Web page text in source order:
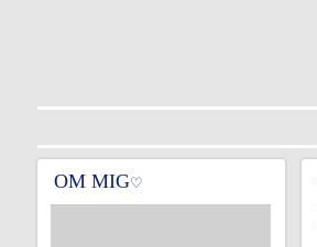
OM MIG♡